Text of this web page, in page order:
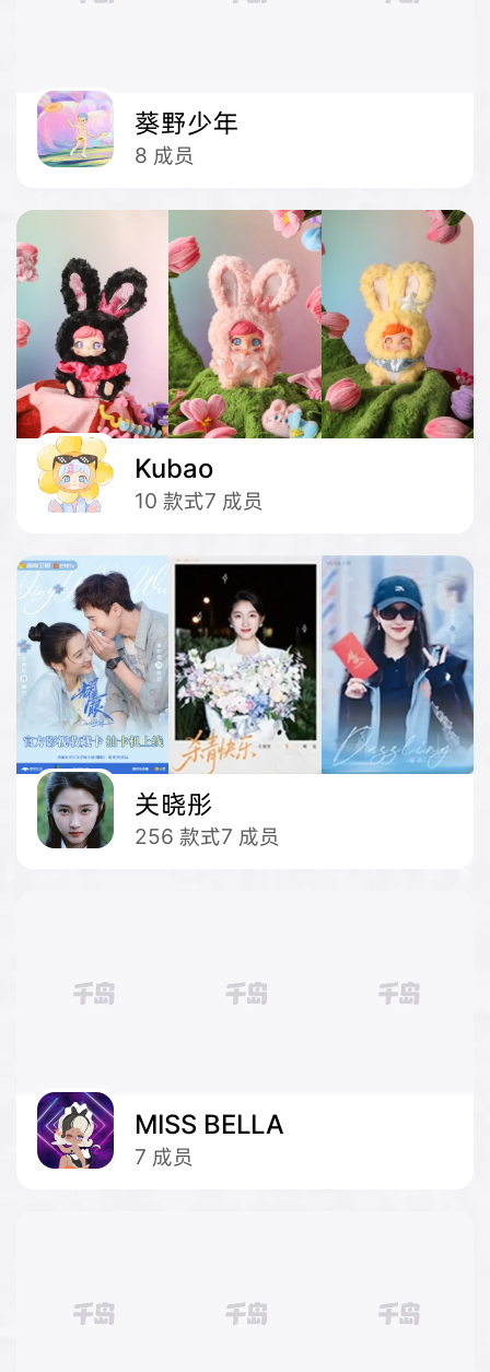
葵野少年
8 成员
Kubao
10 款式7 成员
关晓彤
256 款式7 成员
MISS BELLA
7 成员